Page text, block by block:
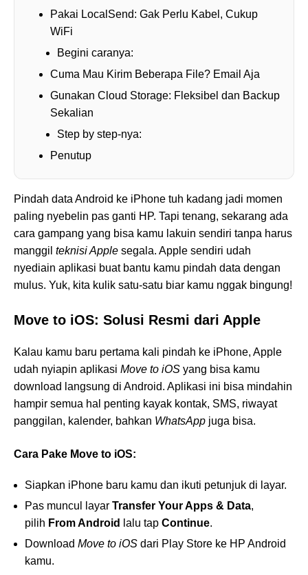
Pakai LocalSend: Gak Perlu Kabel, Cukup
WiFi
Begini caranya:
Cuma Mau Kirim Beberapa File? Email Aja
Gunakan Cloud Storage: Fleksibel dan Backup
Sekalian
Step by step-nya:
Penutup
Pindah data Android ke iPhone tuh kadang jadi momen
paling nyebelin pas ganti HP. Tapi tenang, sekarang ada
cara gampang yang bisa kamu lakuin sendiri tanpa harus
manggil teknisi Apple segala. Apple sendiri udah
nyediain aplikasi buat bantu kamu pindah data dengan
mulus. Yuk, kita kulik satu-satu biar kamu nggak bingung!
Move to iOS: Solusi Resmi dari Apple
Kalau kamu baru pertama kali pindah ke iPhone, Apple
udah nyiapin aplikasi Move to iOS yang bisa kamu
download langsung di Android. Aplikasi ini bisa mindahin
hampir semua hal penting kayak kontak, SMS, riwayat
panggilan, kalender, bahkan WhatsApp juga bisa.
Cara Pake Move to iOS:
Siapkan iPhone baru kamu dan ikuti petunjuk di layar.
Pas muncul layar Transfer Your Apps & Data,
pilih From Android lalu tap Continue.
Download Move to iOS dari Play Store ke HP Android
kamu.